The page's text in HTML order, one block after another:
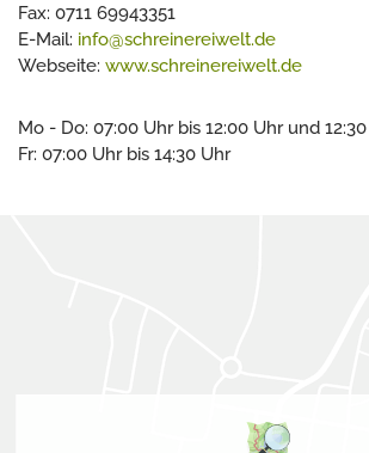
Fax: 0711 69943351
E-Mail: info@schreinereiwelt.de
Webseite: www.schreinereiwelt.de
Mo - Do: 07:00 Uhr bis 12:00 Uhr und
Fr: 07:00 Uhr bis 14:30 Uhr